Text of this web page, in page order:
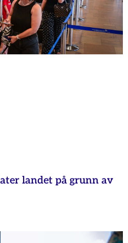
landet på grunn av